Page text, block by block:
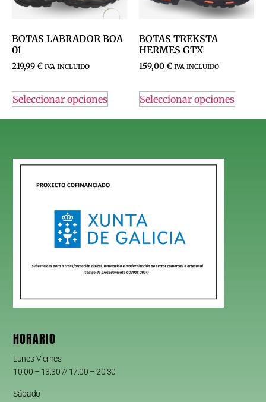
BOTAS LABRADOR BOA
01
219,99€ IVA INCLUIDO
Seleccionar opciones
BOTAS TREKSTA
HERMES GTX
159,00€ IVA INCLUIDO
Seleccionar opciones
HORARIO
Lunes-Viernes
10:00 – 13:30 // 17:00 – 20:30
Sábado